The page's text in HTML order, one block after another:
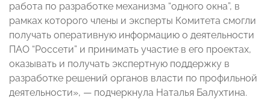
работа по разработке механизма “одного окна”, в
рамках которого члены и эксперты Комитета смогли
получать оперативную информацию о деятельности
ПАО “Россети” и принимать участие в его проектах,
оказывать и получать экспертную поддержку в
разработке решений органов власти по профильной
деятельности», — подчеркнула Наталья Балухтина.